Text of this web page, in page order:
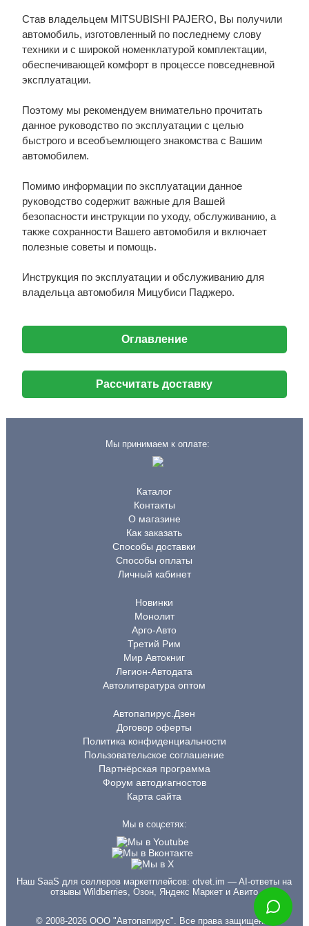
Став владельцем MITSUBISHI PAJERO, Вы получили
автомобиль, изготовленный по последнему слову
техники и с широкой номенклатурой комплектации,
обеспечивающей комфорт в процессе повседневной
эксплуатации.
Поэтому мы рекомендуем внимательно прочитать
данное руководство по эксплуатации с целью
быстрого и всеобъемлющего знакомства с Вашим
автомобилем.
Помимо информации по эксплуатации данное
руководство содержит важные для Вашей
безопасности инструкции по уходу, обслуживанию, а
также сохранности Вашего автомобиля и включает
полезные советы и помощь.
Инструкция по эксплуатации и обслуживанию для
владельца автомобиля Мицубиси Паджеро.
Оглавление
Рассчитать доставку
Мы принимаем к оплате:
Каталог
Контакты
О магазине
Как заказать
Способы доставки
Способы оплаты
Личный кабинет
Новинки
Монолит
Арго-Авто
Третий Рим
Мир Автокниг
Легион-Автодата
Автолитература оптом
Автопапирус.Дзен
Договор оферты
Политика конфиденциальности
Пользовательское соглашение
Партнёрская программа
Форум автодиагностов
Карта сайта
Мы в соцсетях:
Наш SaaS для селлеров маркетплейсов:otvet.im — AI-ответы на
отзывы Wildberries, Озон, Яндекс Маркет и Авито
© 2008-2026 ООО "Автопапирус". Все права защищены.